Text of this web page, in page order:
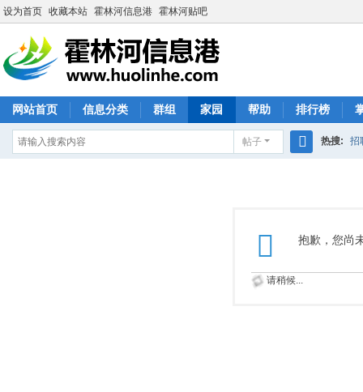
设为首页 收藏本站 霍林河信息港 霍林河贴吧
网站首页 信息分类 群组 家园 帮助 排行榜
帖子 热搜: 招
抱歉，您尚
请稍候...